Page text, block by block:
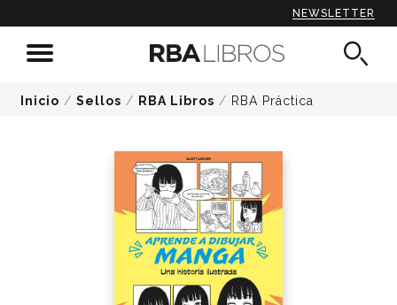
NEWSLETTER
Inicio / Sellos / RBA Libros / RBA Práctica